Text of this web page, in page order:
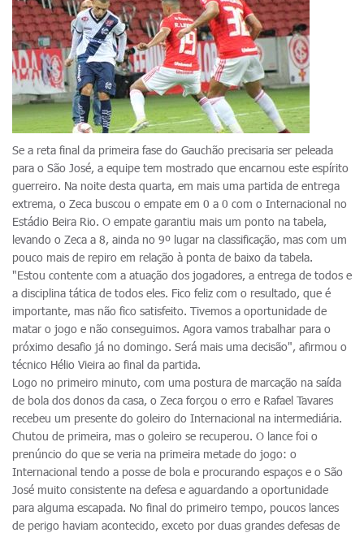
Se a reta final da primeira fase do Gauchão precisaria ser peleada
para o São José, a equipe tem mostrado que encarnou este espírito
guerreiro. Na noite desta quarta, em mais uma partida de entrega
extrema, o Zeca buscou o empate em 0 a 0 com o Internacional no
Estádio Beira Rio. O empate garantiu mais um ponto na tabela,
levando o Zeca a 8, ainda no 9º lugar na classificação, mas com um
pouco mais de repiro em relação à ponta de baixo da tabela.
"Estou contente com a atuação dos jogadores, a entrega de todos e
a disciplina tática de todos eles. Fico feliz com o resultado, que é
importante, mas não fico satisfeito. Tivemos a oportunidade de
matar o jogo e não conseguimos. Agora vamos trabalhar para o
próximo desafio já no domingo. Será mais uma decisão", afirmou o
técnico Hélio Vieira ao final da partida.
Logo no primeiro minuto, com uma postura de marcação na saída
de bola dos donos da casa, o Zeca forçou o erro e Rafael Tavares
recebeu um presente do goleiro do Internacional na intermediária.
Chutou de primeira, mas o goleiro se recuperou. O lance foi o
prenúncio do que se veria na primeira metade do jogo: o
Internacional tendo a posse de bola e procurando espaços e o São
José muito consistente na defesa e aguardando a oportunidade
para alguma escapada. No final do primeiro tempo, poucos lances
de perigo haviam acontecido, exceto por duas grandes defesas de